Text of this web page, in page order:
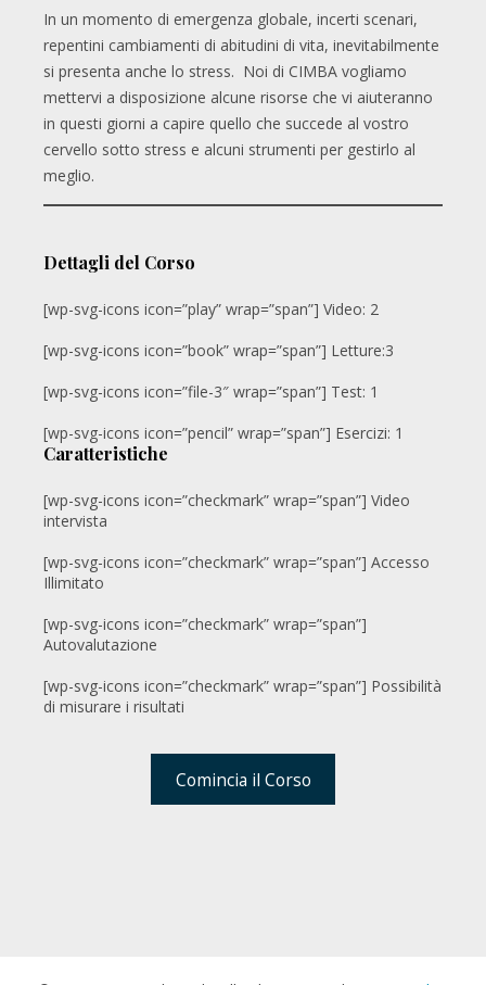
In un momento di emergenza globale, incerti scenari,
repentini cambiamenti di abitudini di vita, inevitabilmente
si presenta anche lo stress. Noi di CIMBA vogliamo
mettervi a disposizione alcune risorse che vi aiuteranno
in questi giorni a capire quello che succede al vostro
cervello sotto stress e alcuni strumenti per gestirlo al
meglio.
Dettagli del Corso
[wp-svg-icons icon=”play” wrap=”span”] Video: 2
[wp-svg-icons icon=”book” wrap=”span”] Letture:3
[wp-svg-icons icon=”file-3″ wrap=”span”] Test: 1
[wp-svg-icons icon=”pencil” wrap=”span”] Esercizi: 1
Caratteristiche
[wp-svg-icons icon=”checkmark” wrap=”span”] Video
intervista
[wp-svg-icons icon=”checkmark” wrap=”span”] Accesso
Illimitato
[wp-svg-icons icon=”checkmark” wrap=”span”]
Autovalutazione
[wp-svg-icons icon=”checkmark” wrap=”span”] Possibilità
di misurare i risultati
Comincia il Corso